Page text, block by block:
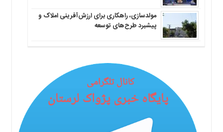
مولدسازی، راهکاری برای ارزش‌آفرینی املاک و
پیشبرد طرح‌های توسعه